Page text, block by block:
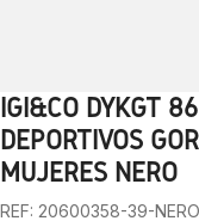
1 2
IGI&CO DYKGT
DEPORTIVOS
MUJERES NERO
REF: 20600358-39-NERO